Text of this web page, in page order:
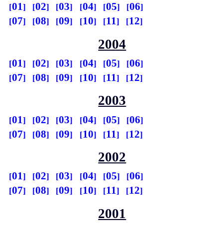
01 02 03 04 05
06
07
08 09 10 11 12
2004
01 02 03 04 05
06
07
08 09 10 11 12
2003
01 02 03 04 05
06
07
08 09 10 11 12
2002
01 02 03 04 05
06
07
08 09 10 11 12
2001